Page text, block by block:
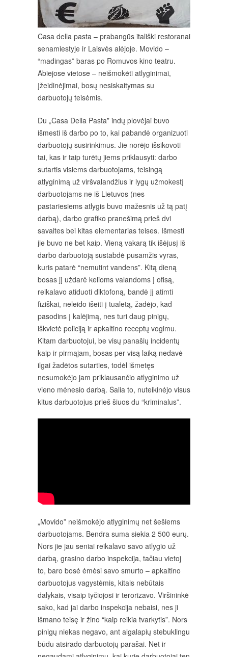
Casa della pasta – prabangūs itališki restoranai
senamiestyje ir Laisvės alėjoje. Movido –
“madingas” baras po Romuvos kino teatru.
Abiejose vietose – neišmokėti atlyginimai,
įžeidinėjimai, bosų nesiskaitymas su
darbuotojų teisėmis.
Du „Casa Della Pasta” indų plovėjai buvo
išmesti iš darbo po to, kai pabandė organizuoti
darbuotojų susirinkimus. Jie norėjo išsikovoti
tai, kas ir taip turėtų jiems priklausyti: darbo
sutartis visiems darbuotojams, teisingą
atlyginimą už viršvalandžius ir lygų užmokestį
darbuotojams ne iš Lietuvos (nes
pastariesiems atlygis buvo mažesnis už tą patį
darbą), darbo grafiko pranešimą prieš dvi
savaites bei kitas elementarias teises. Išmesti
jie buvo ne bet kaip. Vieną vakarą tik išėjusį iš
darbo darbuotoją sustabdė pusamžis vyras,
kuris patarė “nemutint vandens”. Kitą dieną
bosas jį uždarė kelioms valandoms į ofisą,
reikalavo atiduoti diktofoną, bandė jį atimti
fiziškai, neleido išeiti į tualetą, žadėjo, kad
pasodins į kalėjimą, nes turi daug pinigų,
iškvietė policiją ir apkaltino receptų vogimu.
Kitam darbuotojui, be visų panašių incidentų
kaip ir pirmąjam, bosas per visą laiką nedavė
ilgai žadėtos sutarties, todėl išmetęs
nesumokėjo jam priklausančio atlyginimo už
vieno mėnesio darbą. Šalia to, nuteikinėjo visus
kitus darbuotojus prieš šiuos du “kriminalus”.
„Movido” neišmokėjo atlyginimų net šešiems
darbuotojams. Bendra suma siekia 2 500 eurų.
Nors jie jau seniai reikalavo savo atlygio už
darbą, grasino darbo inspekcija, tačiau vietoj
to, baro bosė ėmėsi savo smurto – apkaltino
darbuotojus vagystėmis, kitais nebūtais
dalykais, visaip tyčiojosi ir terorizavo. Viršininkė
sako, kad jai darbo inspekcija nebaisi, nes ji
išmano teisę ir žino “kaip reikia tvarkytis”. Nors
pinigų niekas negavo, ant algalapių stebuklingu
būdu atsirado darbuotojų parašai. Net ir